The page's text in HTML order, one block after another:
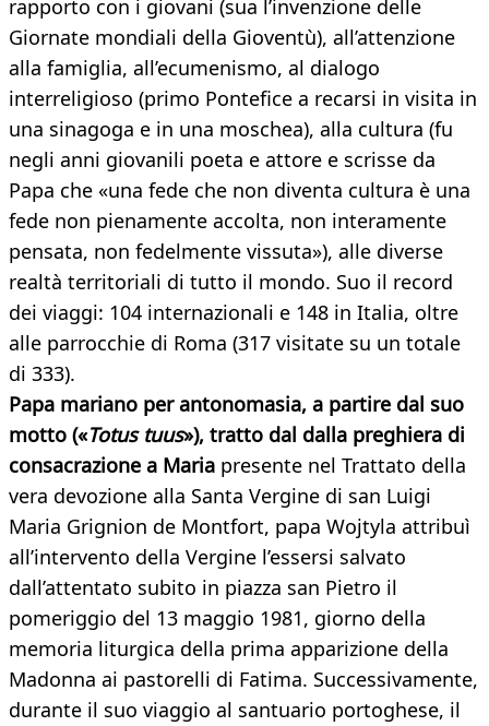
rapporto con i giovani (sua l’invenzione delle
Giornate mondiali della Gioventù), all’attenzione
alla famiglia, all’ecumenismo, al dialogo
interreligioso (primo Pontefice a recarsi in visita in
una sinagoga e in una moschea), alla cultura (fu
negli anni giovanili poeta e attore e scrisse da
Papa che «una fede che non diventa cultura è una
fede non pienamente accolta, non interamente
pensata, non fedelmente vissuta»), alle diverse
realtà territoriali di tutto il mondo. Suo il record
dei viaggi: 104 internazionali e 148 in Italia, oltre
alle parrocchie di Roma (317 visitate su un totale
di 333).
Papa mariano per antonomasia, a partire dal suo
motto («Totus tuus»), tratto dal dalla preghiera di
consacrazione a Maria presente nel Trattato della
vera devozione alla Santa Vergine di san Luigi
Maria Grignion de Montfort, papa Wojtyla attribuì
all’intervento della Vergine l’essersi salvato
dall’attentato subito in piazza san Pietro il
pomeriggio del 13 maggio 1981, giorno della
memoria liturgica della prima apparizione della
Madonna ai pastorelli di Fatima. Successivamente,
durante il suo viaggio al santuario portoghese, il